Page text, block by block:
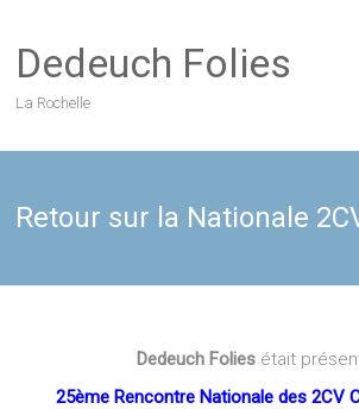
content
Dedeuch Folies
La Rochelle
Retour sur la Nationale
Dedeuch Foliesétait
25ème Rencontre Nationale des 2CV